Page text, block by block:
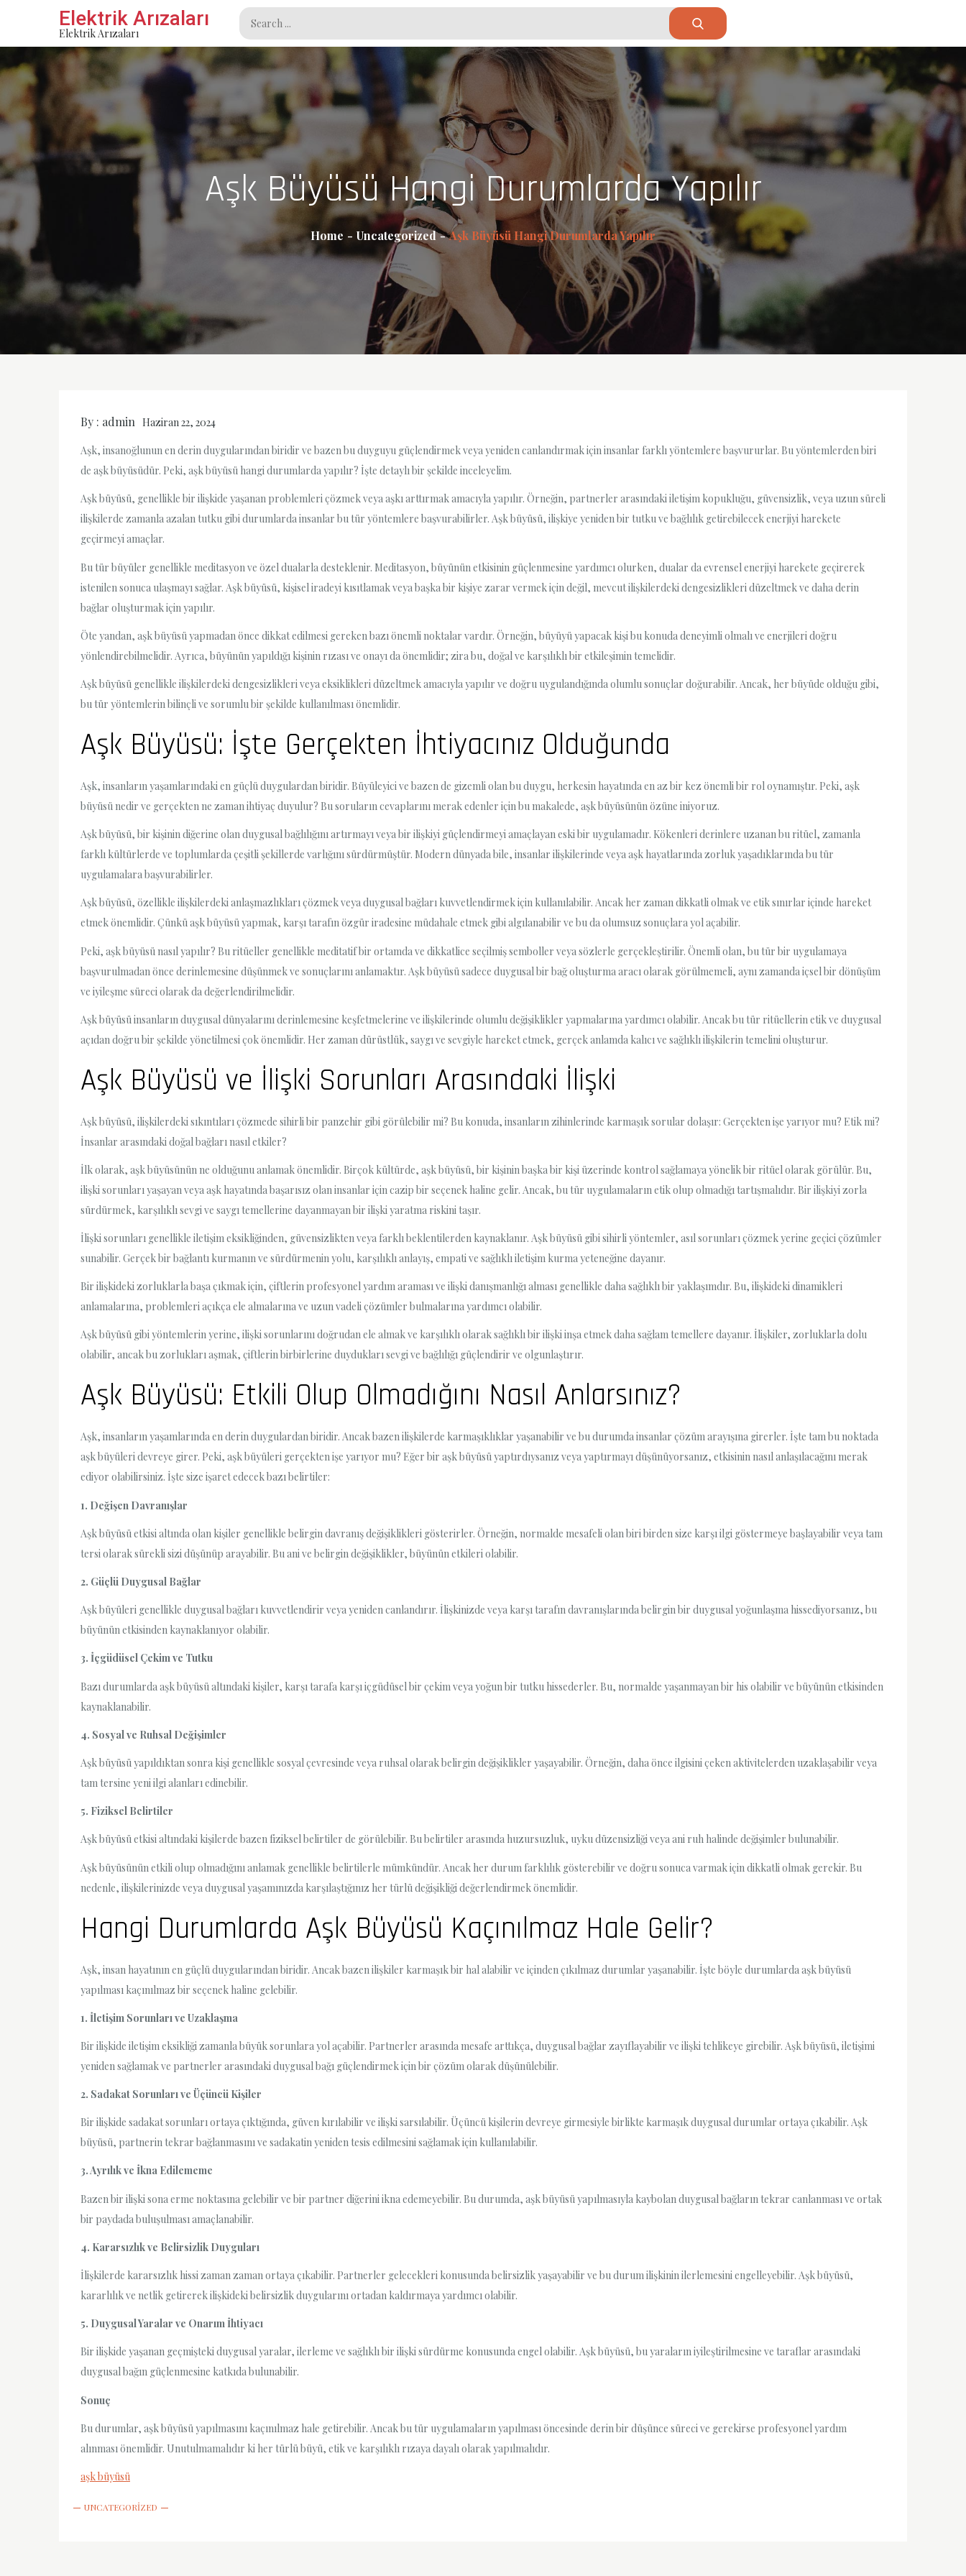
content
Elektrik Arızaları
Elektrik Arızaları
Search
for:
Aşk Büyüsü Hangi Durumlarda Yapılır
Home Uncategorized Aşk Büyüsü Hangi Durumlarda Yapılır
By : admin Haziran 22, 2024
Aşk, insanoğlunun en derin duygularından biridir ve bazen bu duyguyu güçlendirmek veya yeniden canlandırmak için insanlar farklı yöntemlere başvururlar. Bu yöntemlerden biri
de aşk büyüsüdür. Peki, aşk büyüsü hangi durumlarda yapılır? İşte detaylı bir şekilde inceleyelim.
Aşk büyüsü, genellikle bir ilişkide yaşanan problemleri çözmek veya aşkı arttırmak amacıyla yapılır. Örneğin, partnerler arasındaki iletişim kopukluğu, güvensizlik, veya uzun süreli
ilişkilerde zamanla azalan tutku gibi durumlarda insanlar bu tür yöntemlere başvurabilirler. Aşk büyüsü, ilişkiye yeniden bir tutku ve bağlılık getirebilecek enerjiyi harekete
geçirmeyi amaçlar.
Bu tür büyüler genellikle meditasyon ve özel dualarla desteklenir. Meditasyon, büyünün etkisinin güçlenmesine yardımcı olurken, dualar da evrensel enerjiyi harekete geçirerek
istenilen sonuca ulaşmayı sağlar. Aşk büyüsü, kişisel iradeyi kısıtlamak veya başka bir kişiye zarar vermek için değil, mevcut ilişkilerdeki dengesizlikleri düzeltmek ve daha derin
bağlar oluşturmak için yapılır.
Öte yandan, aşk büyüsü yapmadan önce dikkat edilmesi gereken bazı önemli noktalar vardır. Örneğin, büyüyü yapacak kişi bu konuda deneyimli olmalı ve enerjileri doğru
yönlendirebilmelidir. Ayrıca, büyünün yapıldığı kişinin rızası ve onayı da önemlidir; zira bu, doğal ve karşılıklı bir etkileşimin temelidir.
Aşk büyüsü genellikle ilişkilerdeki dengesizlikleri veya eksiklikleri düzeltmek amacıyla yapılır ve doğru uygulandığında olumlu sonuçlar doğurabilir. Ancak, her büyüde olduğu gibi,
bu tür yöntemlerin bilinçli ve sorumlu bir şekilde kullanılması önemlidir.
Aşk Büyüsü: İşte Gerçekten İhtiyacınız Olduğunda
Aşk, insanların yaşamlarındaki en güçlü duygulardan biridir. Büyüleyici ve bazen de gizemli olan bu duygu, herkesin hayatında en az bir kez önemli bir rol oynamıştır. Peki, aşk
büyüsü nedir ve gerçekten ne zaman ihtiyaç duyulur? Bu soruların cevaplarını merak edenler için bu makalede, aşk büyüsünün özüne iniyoruz.
Aşk büyüsü, bir kişinin diğerine olan duygusal bağlılığını artırmayı veya bir ilişkiyi güçlendirmeyi amaçlayan eski bir uygulamadır. Kökenleri derinlere uzanan bu ritüel, zamanla
farklı kültürlerde ve toplumlarda çeşitli şekillerde varlığını sürdürmüştür. Modern dünyada bile, insanlar ilişkilerinde veya aşk hayatlarında zorluk yaşadıklarında bu tür
uygulamalara başvurabilirler.
Aşk büyüsü, özellikle ilişkilerdeki anlaşmazlıkları çözmek veya duygusal bağları kuvvetlendirmek için kullanılabilir. Ancak her zaman dikkatli olmak ve etik sınırlar içinde hareket
etmek önemlidir. Çünkü aşk büyüsü yapmak, karşı tarafın özgür iradesine müdahale etmek gibi algılanabilir ve bu da olumsuz sonuçlara yol açabilir.
Peki, aşk büyüsü nasıl yapılır? Bu ritüeller genellikle meditatif bir ortamda ve dikkatlice seçilmiş semboller veya sözlerle gerçekleştirilir. Önemli olan, bu tür bir uygulamaya
başvurulmadan önce derinlemesine düşünmek ve sonuçlarını anlamaktır. Aşk büyüsü sadece duygusal bir bağ oluşturma aracı olarak görülmemeli, aynı zamanda içsel bir dönüşüm
ve iyileşme süreci olarak da değerlendirilmelidir.
Aşk büyüsü insanların duygusal dünyalarını derinlemesine keşfetmelerine ve ilişkilerinde olumlu değişiklikler yapmalarına yardımcı olabilir. Ancak bu tür ritüellerin etik ve duygusal
açıdan doğru bir şekilde yönetilmesi çok önemlidir. Her zaman dürüstlük, saygı ve sevgiyle hareket etmek, gerçek anlamda kalıcı ve sağlıklı ilişkilerin temelini oluşturur.
Aşk Büyüsü ve İlişki Sorunları Arasındaki İlişki
Aşk büyüsü, ilişkilerdeki sıkıntıları çözmede sihirli bir panzehir gibi görülebilir mi? Bu konuda, insanların zihinlerinde karmaşık sorular dolaşır: Gerçekten işe yarıyor mu? Etik mi?
İnsanlar arasındaki doğal bağları nasıl etkiler?
İlk olarak, aşk büyüsünün ne olduğunu anlamak önemlidir. Birçok kültürde, aşk büyüsü, bir kişinin başka bir kişi üzerinde kontrol sağlamaya yönelik bir ritüel olarak görülür. Bu,
ilişki sorunları yaşayan veya aşk hayatında başarısız olan insanlar için cazip bir seçenek haline gelir. Ancak, bu tür uygulamaların etik olup olmadığı tartışmalıdır. Bir ilişkiyi zorla
sürdürmek, karşılıklı sevgi ve saygı temellerine dayanmayan bir ilişki yaratma riskini taşır.
İlişki sorunları genellikle iletişim eksikliğinden, güvensizlikten veya farklı beklentilerden kaynaklanır. Aşk büyüsü gibi sihirli yöntemler, asıl sorunları çözmek yerine geçici çözümler
sunabilir. Gerçek bir bağlantı kurmanın ve sürdürmenin yolu, karşılıklı anlayış, empati ve sağlıklı iletişim kurma yeteneğine dayanır.
Bir ilişkideki zorluklarla başa çıkmak için, çiftlerin profesyonel yardım araması ve ilişki danışmanlığı alması genellikle daha sağlıklı bir yaklaşımdır. Bu, ilişkideki dinamikleri
anlamalarına, problemleri açıkça ele almalarına ve uzun vadeli çözümler bulmalarına yardımcı olabilir.
Aşk büyüsü gibi yöntemlerin yerine, ilişki sorunlarını doğrudan ele almak ve karşılıklı olarak sağlıklı bir ilişki inşa etmek daha sağlam temellere dayanır. İlişkiler, zorluklarla dolu
olabilir, ancak bu zorlukları aşmak, çiftlerin birbirlerine duydukları sevgi ve bağlılığı güçlendirir ve olgunlaştırır.
Aşk Büyüsü: Etkili Olup Olmadığını Nasıl Anlarsınız?
Aşk, insanların yaşamlarında en derin duygulardan biridir. Ancak bazen ilişkilerde karmaşıklıklar yaşanabilir ve bu durumda insanlar çözüm arayışına girerler. İşte tam bu noktada
aşk büyüleri devreye girer. Peki, aşk büyüleri gerçekten işe yarıyor mu? Eğer bir aşk büyüsü yaptırdıysanız veya yaptırmayı düşünüyorsanız, etkisinin nasıl anlaşılacağını merak
ediyor olabilirsiniz. İşte size işaret edecek bazı belirtiler:
1. Değişen Davranışlar
Aşk büyüsü etkisi altında olan kişiler genellikle belirgin davranış değişiklikleri gösterirler. Örneğin, normalde mesafeli olan biri birden size karşı ilgi göstermeye başlayabilir veya tam
tersi olarak sürekli sizi düşünüp arayabilir. Bu ani ve belirgin değişiklikler, büyünün etkileri olabilir.
2. Güçlü Duygusal Bağlar
Aşk büyüleri genellikle duygusal bağları kuvvetlendirir veya yeniden canlandırır. İlişkinizde veya karşı tarafın davranışlarında belirgin bir duygusal yoğunlaşma hissediyorsanız, bu
büyünün etkisinden kaynaklanıyor olabilir.
3. İçgüdüsel Çekim ve Tutku
Bazı durumlarda aşk büyüsü altındaki kişiler, karşı tarafa karşı içgüdüsel bir çekim veya yoğun bir tutku hissederler. Bu, normalde yaşanmayan bir his olabilir ve büyünün etkisinden
kaynaklanabilir.
4. Sosyal ve Ruhsal Değişimler
Aşk büyüsü yapıldıktan sonra kişi genellikle sosyal çevresinde veya ruhsal olarak belirgin değişiklikler yaşayabilir. Örneğin, daha önce ilgisini çeken aktivitelerden uzaklaşabilir veya
tam tersine yeni ilgi alanları edinebilir.
5. Fiziksel Belirtiler
Aşk büyüsü etkisi altındaki kişilerde bazen fiziksel belirtiler de görülebilir. Bu belirtiler arasında huzursuzluk, uyku düzensizliği veya ani ruh halinde değişimler bulunabilir.
Aşk büyüsünün etkili olup olmadığını anlamak genellikle belirtilerle mümkündür. Ancak her durum farklılık gösterebilir ve doğru sonuca varmak için dikkatli olmak gerekir. Bu
nedenle, ilişkilerinizde veya duygusal yaşamınızda karşılaştığınız her türlü değişikliği değerlendirmek önemlidir.
Hangi Durumlarda Aşk Büyüsü Kaçınılmaz Hale Gelir?
Aşk, insan hayatının en güçlü duygularından biridir. Ancak bazen ilişkiler karmaşık bir hal alabilir ve içinden çıkılmaz durumlar yaşanabilir. İşte böyle durumlarda aşk büyüsü
yapılması kaçınılmaz bir seçenek haline gelebilir.
1. İletişim Sorunları ve Uzaklaşma
Bir ilişkide iletişim eksikliği zamanla büyük sorunlara yol açabilir. Partnerler arasında mesafe arttıkça, duygusal bağlar zayıflayabilir ve ilişki tehlikeye girebilir. Aşk büyüsü, iletişimi
yeniden sağlamak ve partnerler arasındaki duygusal bağı güçlendirmek için bir çözüm olarak düşünülebilir.
2. Sadakat Sorunları ve Üçüncü Kişiler
Bir ilişkide sadakat sorunları ortaya çıktığında, güven kırılabilir ve ilişki sarsılabilir. Üçüncü kişilerin devreye girmesiyle birlikte karmaşık duygusal durumlar ortaya çıkabilir. Aşk
büyüsü, partnerin tekrar bağlanmasını ve sadakatin yeniden tesis edilmesini sağlamak için kullanılabilir.
3. Ayrılık ve İkna Edilememe
Bazen bir ilişki sona erme noktasına gelebilir ve bir partner diğerini ikna edemeyebilir. Bu durumda, aşk büyüsü yapılmasıyla kaybolan duygusal bağların tekrar canlanması ve ortak
bir paydada buluşulması amaçlanabilir.
4. Kararsızlık ve Belirsizlik Duyguları
İlişkilerde kararsızlık hissi zaman zaman ortaya çıkabilir. Partnerler gelecekleri konusunda belirsizlik yaşayabilir ve bu durum ilişkinin ilerlemesini engelleyebilir. Aşk büyüsü,
kararlılık ve netlik getirerek ilişkideki belirsizlik duygularını ortadan kaldırmaya yardımcı olabilir.
5. Duygusal Yaralar ve Onarım İhtiyacı
Bir ilişkide yaşanan geçmişteki duygusal yaralar, ilerleme ve sağlıklı bir ilişki sürdürme konusunda engel olabilir. Aşk büyüsü, bu yaraların iyileştirilmesine ve taraflar arasındaki
duygusal bağın güçlenmesine katkıda bulunabilir.
Sonuç
Bu durumlar, aşk büyüsü yapılmasını kaçınılmaz hale getirebilir. Ancak bu tür uygulamaların yapılması öncesinde derin bir düşünce süreci ve gerekirse profesyonel yardım
alınması önemlidir. Unutulmamalıdır ki her türlü büyü, etik ve karşılıklı rızaya dayalı olarak yapılmalıdır.
aşk büyüsü
UNCATEGORIZED